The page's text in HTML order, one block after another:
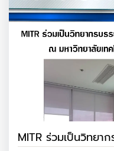
MITR ร่วมเป็นวิทยา